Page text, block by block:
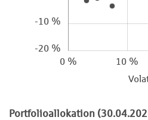
0 % 10 %
-20 %
-10 %
Portfolioallokation